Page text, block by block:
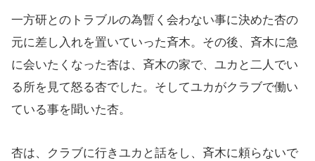
一方研とのトラブルの為暫く会わない事に決めた杏の
元に差し入れを置いていった斉木。その後、斉木に急
に会いたくなった杏は、斉木の家で、ユカと二人でい
る所を見て怒る杏でした。そしてユカがクラブで働い
ている事を聞いた杏。
杏は、クラブに行きユカと話をし、斉木に頼らないで